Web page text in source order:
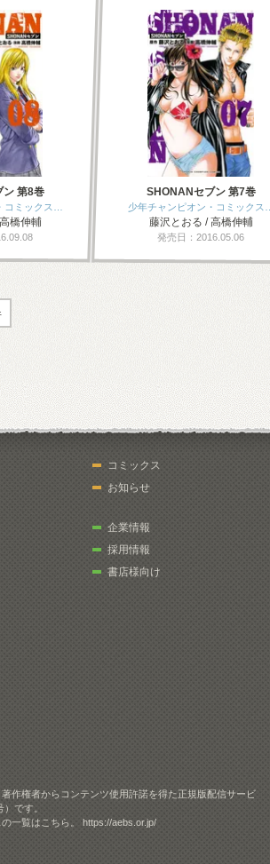
ン 第8巻
コミックス…
橋伸輔
SHONANセブン 第7巻
少年チャンピオン・コミックス…
藤沢とおる / 高橋伸輔
発売日：2016.05.06
コミックス
お知らせ
企業情報
採用情報
書店様向け
作権者からコンテンツ使用許諾を得た正規版配信サービ
です。
の一覧はこちら。https://aebs.or.jp/